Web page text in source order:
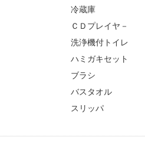
冷蔵庫
ＣＤプレイヤ－
洗浄機付トイレ
ハミガキセット
ブラシ
バスタオル
スリッパ